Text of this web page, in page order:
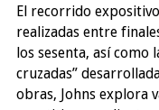
El recorrido
realizadas entre
los sesenta, así como
cruzadas”
obras, Johns explora